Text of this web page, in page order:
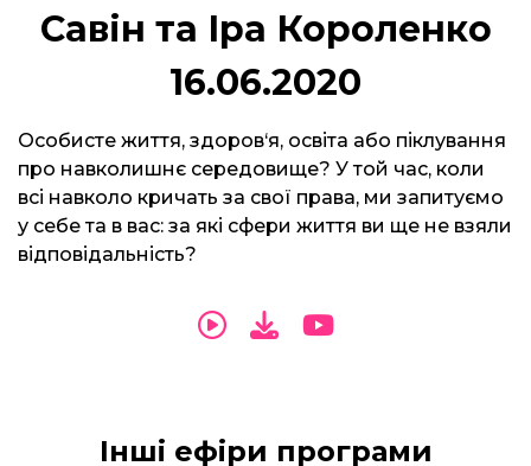
Савін та Іра Короленко
16.06.2020
Особисте життя, здоров‘я, освіта або піклування
про навколишнє середовище? У той час, коли
всі навколо кричать за свої права, ми запитуємо
у себе та в вас: за які сфери життя ви ще не взяли
відповідальність?
Інші ефіри програми